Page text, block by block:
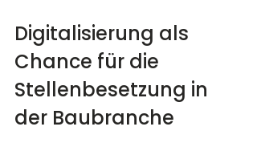
Digitalisierung als
Chance für die
Stellenbesetzung in
der Baubranche